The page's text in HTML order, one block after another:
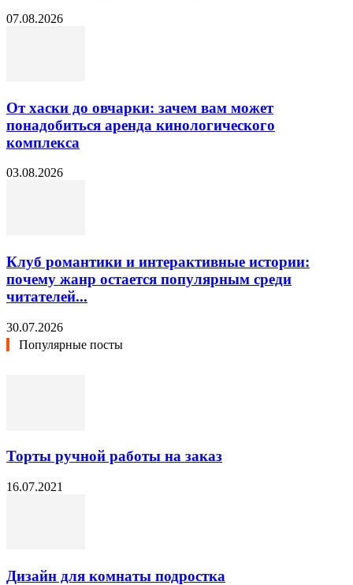
07.08.2026
От хаски до овчарки: зачем вам может
понадобиться аренда кинологического
комплекса
03.08.2026
Клуб романтики и интерактивные истории:
почему жанр остается популярным среди
читателей...
30.07.2026
Популярные посты
Торты ручной работы на заказ
16.07.2021
Дизайн для комнаты подростка